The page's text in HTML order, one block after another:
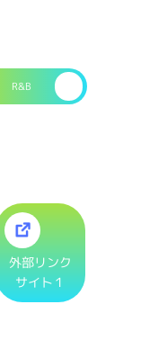
R&B
外部リンク
サイト１